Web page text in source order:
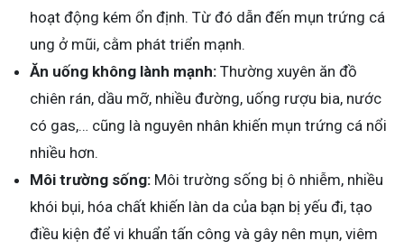
hoạt động kém ổn định. Từ đó dẫn đến mụn trứng cá
ung ở mũi, cằm phát triển mạnh.
Ăn uống không lành mạnh: Thường xuyên ăn đồ
chiên rán, dầu mỡ, nhiều đường, uống rượu bia, nước
có gas,… cũng là nguyên nhân khiến mụn trứng cá nổi
nhiều hơn.
Môi trường sống: Môi trường sống bị ô nhiễm, nhiều
khói bụi, hóa chất khiến làn da của bạn bị yếu đi, tạo
điều kiện để vi khuẩn tấn công và gây nên mụn, viêm